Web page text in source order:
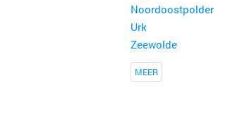
Noordoostpolder
Urk
Zeewolde
MEER